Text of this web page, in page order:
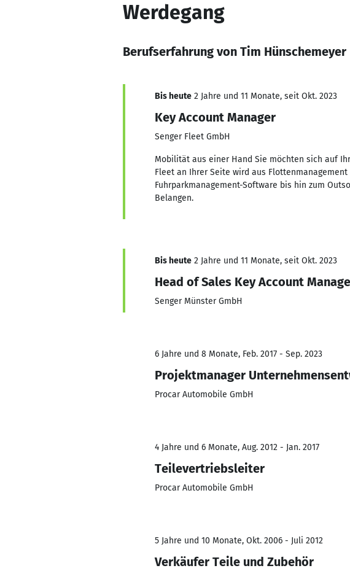
Werdegang
Berufserfahrung von Tim Hünschemeyer
Bis heute 2 Jahre und 11 Monate, seit Okt. 2023
Key Account Manager
Senger Fleet GmbH
Mobilität aus einer Hand Sie möchten sich auf
Fleet an Ihrer Seite wird aus
Fuhrparkmanagement-Software bis hin zum
Belangen.
Bis heute 2 Jahre und 11 Monate, seit Okt. 2023
Head of Sales Key Account
Senger Münster GmbH
6 Jahre und 8 Monate, Feb. 2017 - Sep. 2023
Projektmanager
Procar Automobile GmbH
4 Jahre und 6 Monate, Aug. 2012 - Jan. 2017
Teilevertriebsleiter
Procar Automobile GmbH
5 Jahre und 10 Monate, Okt. 2006 - Juli 2012
Verkäufer Teile und Zubehör